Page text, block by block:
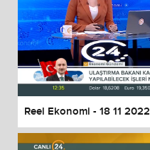
Reel Ekonomi - 18 11 2022